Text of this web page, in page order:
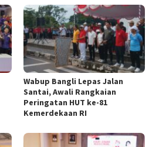
Wabup Bangli Lepas Jalan
Santai, Awali Rangkaian
Peringatan HUT ke-81
Kemerdekaan RI